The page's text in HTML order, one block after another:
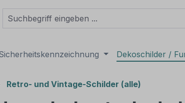
Dekoschilder /
Retro- und Vintage-Schilder (alle)